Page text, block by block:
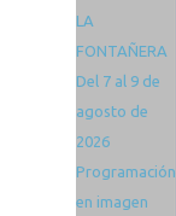
LA
FONTAÑERA
Del 7 al 9 de
agosto de
2026
Programación
en imagen